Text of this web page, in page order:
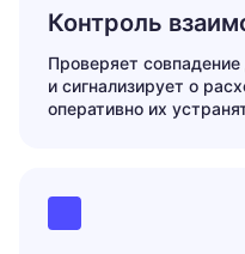
Контроль
Проверяет
и сигнализирует о
оперативно их